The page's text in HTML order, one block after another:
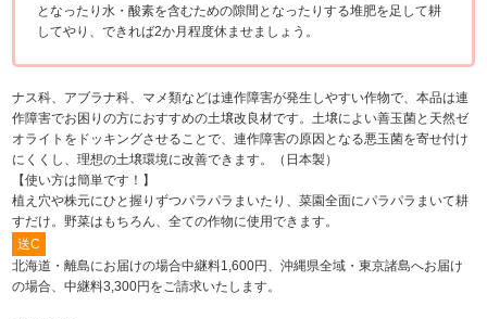
となったり水・酸素を含むための隙間となったりする堆肥を足して耕
してやり、できれば2か月程度休ませましょう。
ナス科、アブラナ科、マメ類などは連作障害が発生しやすい作物で、本品は連
作障害でお困りの方におすすめの土壌改良材です。土壌によい善玉菌と天然ゼ
オライトをドッキングさせることで、連作障害の原因となる悪玉菌を寄せ付け
にくくし、理想の土壌環境に改善できます。（日本製）
【使い方は簡単です！】
植え穴や株元にひと握りずつパラパラまいたり、菜園全面にパラパラまいて耕
すだけ。野菜はもちろん、全ての作物に使用できます。
送C
北海道・離島にお届けの場合中継料1,600円、沖縄県全域・東京諸島へお届け
の場合、中継料3,300円をご請求いたします。